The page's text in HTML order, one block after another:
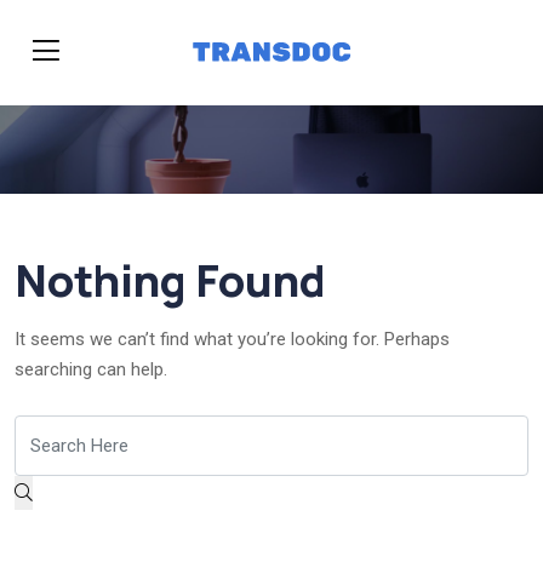
Nothing Found
It seems we can’t find what you’re looking for. Perhaps
searching can help.